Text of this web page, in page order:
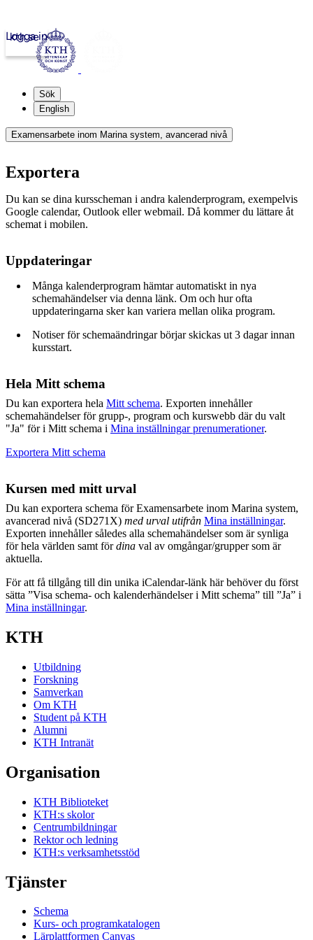
kth.se
Logga in
Sök
English
Examensarbete inom Marina system, avancerad nivå
Exportera
Du kan se dina kursscheman i andra kalenderprogram, exempelvis
Google calendar, Outlook eller webmail. Då kommer du lättare åt
schemat i mobilen.
Uppdateringar
Många kalenderprogram hämtar automatiskt in nya
schemahändelser via denna länk. Om och hur ofta
uppdateringarna sker kan variera mellan olika program.
Notiser för schemaändringar börjar skickas ut 3 dagar innan
kursstart.
Hela Mitt schema
Du kan exportera hela Mitt schema. Exporten innehåller
schemahändelser för grupp-, program och kurswebb där du valt
"Ja" för i Mitt schema i Mina inställningar prenumerationer.
Exportera Mitt schema
Kursen med mitt urval
Du kan exportera schema för Examensarbete inom Marina system,
avancerad nivå (SD271X) med urval utifrån Mina inställningar.
Exporten innehåller således alla schemahändelser som är synliga
för hela världen samt fördina val av omgångar/grupper som är
aktuella.
För att få tillgång till din unika iCalendar-länk här behöver du först
sätta ”Visa schema- och kalenderhändelser i Mitt schema” till ”Ja” i
Mina inställningar.
KTH
Utbildning
Forskning
Samverkan
Om KTH
Student på KTH
Alumni
KTH Intranät
Organisation
KTH Biblioteket
KTH:s skolor
Centrumbildningar
Rektor och ledning
KTH:s verksamhetsstöd
Tjänster
Schema
Kurs- och programkatalogen
Lärplattformen Canvas